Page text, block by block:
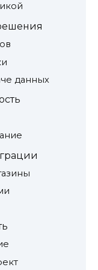
данных